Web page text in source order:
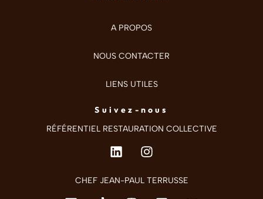
A PROPOS
NOUS CONTACTER
LIENS UTILES
Suivez-nous
RÉFÉRENTIEL RESTAURATION COLLECTIVE
CHEF JEAN-PAUL TERRUSSE